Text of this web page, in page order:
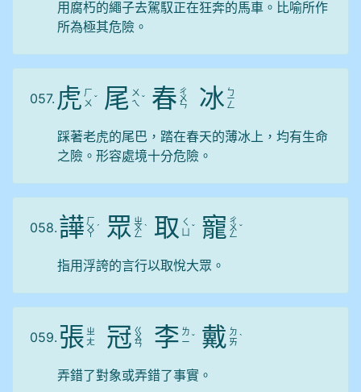
用腐朽的繩子去駕馭正在狂奔的馬車。比喻所作
所為極其危險。
057. 虎 ㄏ
ㄨ ˇ 尾 ㄨ
ㄟ ˇ 春 ㄔ
ㄨ
ㄣ 冰 ㄅ
ㄧ
ㄥ
踩著老虎的尾巴，踏在春天的薄冰上，均有生命
之險。形容處境十分危險。
058. 譁 ㄏ
ㄨ
ㄚ
ˊ 眾 ㄓ
ㄨ
ㄥ
ˋ 取 ㄑ
ˇ 寵 ㄔ
ㄨ
ㄥ
ˇ
指用浮誇的言行以取悅大眾。
059. 張 ㄓ
ㄤ
冠 ㄍ
ㄨ
ㄢ 李 ㄌ
ㄧ ˇ 戴 ㄉ
ㄞ ˋ
弄錯了對象或弄錯了事實。